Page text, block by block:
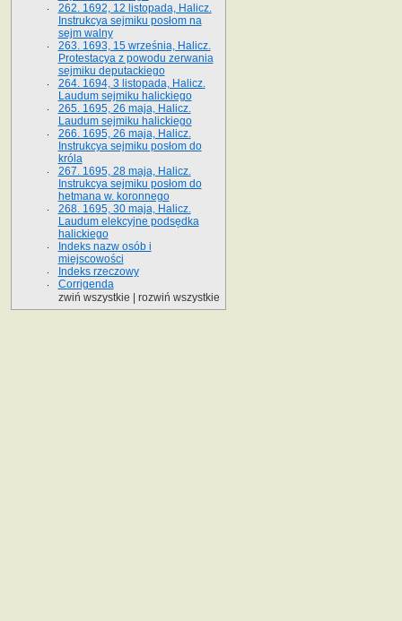
262. 1692, 12 listopada, Halicz.
Instrukcya sejmiku posłom na
sejm walny
263. 1693, 15 września, Halicz.
Protestacya z powodu zerwania
sejmiku deputackiego
264. 1694, 3 listopada, Halicz.
Laudum sejmiku halickiego
265. 1695, 26 maja, Halicz.
Laudum sejmiku halickiego
266. 1695, 26 maja, Halicz.
Instrukcya sejmiku posłom do
króla
267. 1695, 28 maja, Halicz.
Instrukcya sejmiku posłom do
hetmana w. koronnego
268. 1695, 30 maja, Halicz.
Laudum elekcyjne podsędka
halickiego
Indeks nazw osób i
miejscowości
Indeks rzeczowy
Corrigenda
zwiń wszystkie
rozwiń wszystkie